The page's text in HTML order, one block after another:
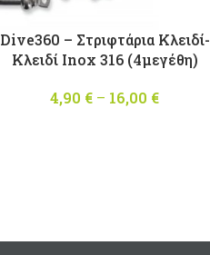
Dive360 – Στριφτάρια Κλειδί-
Κλειδί Inox 316 (4μεγέθη)
4,90 € – 16,00 €